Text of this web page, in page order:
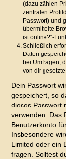
(dazu zählen
zentralen
Passwort) und
übermittelte
ist online?“-
Schließlich
Daten
bei Umfragen,
von dir
Dein Passwort
gespeichert, so
dieses Passwort
verwenden. Das
Benutzerkonto
Insbesondere
Limited oder ein
fragen. Solltest